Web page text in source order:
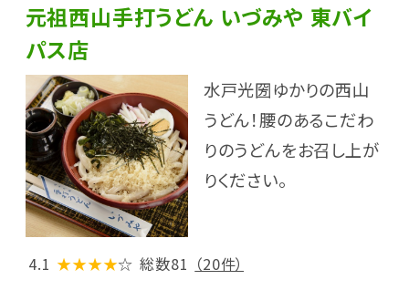
元祖西山手打うどん いづみや 東バイ
パス店
水戸光圀ゆかりの西山
うどん！腰のあるこだわ
りのうどんをお召し上が
りください。
4.1 ★★★★☆ 総数81 （20件）